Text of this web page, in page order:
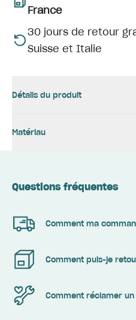
France
30 jours de retour
Suisse et Italie
Détails du produit
Matériau
Questions fréquentes
Comment ma
Comment puis-je
Comment réclamer